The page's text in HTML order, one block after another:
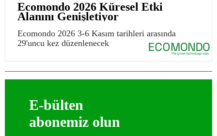
Ecomondo 2026 Küresel Etki
Alanını Genişletiyor
Ecomondo 2026 3-6 Kasım tarihleri arasında
29'uncu kez düzenlenecek
E-bülten
abonemiz olun